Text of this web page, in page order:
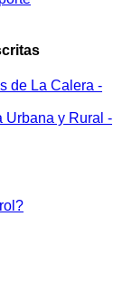
de La Calera -
Urbana y Rural -